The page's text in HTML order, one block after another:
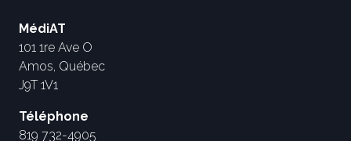
MédiAT
101 1re Ave O
Amos, Québec
J9T 1V1
Téléphone
819 732-4905